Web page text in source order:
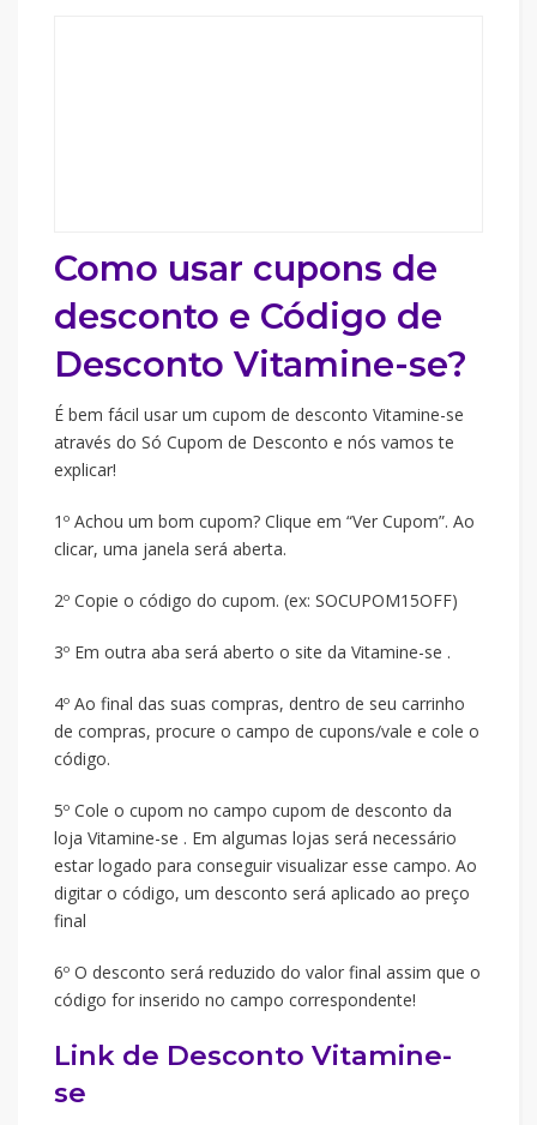
Como usar cupons de
desconto e Código de
Desconto Vitamine-se?
É bem fácil usar um cupom de desconto Vitamine-se
através do Só Cupom de Desconto e nós vamos te
explicar!
1º Achou um bom cupom? Clique em “Ver Cupom”. Ao
clicar, uma janela será aberta.
2º Copie o código do cupom. (ex: SOCUPOM15OFF)
3º Em outra aba será aberto o site da Vitamine-se .
4º Ao final das suas compras, dentro de seu carrinho
de compras, procure o campo de cupons/vale e cole o
código.
5º Cole o cupom no campo cupom de desconto da
loja Vitamine-se . Em algumas lojas será necessário
estar logado para conseguir visualizar esse campo. Ao
digitar o código, um desconto será aplicado ao preço
final
6º O desconto será reduzido do valor final assim que o
código for inserido no campo correspondente!
Link de Desconto Vitamine-
se